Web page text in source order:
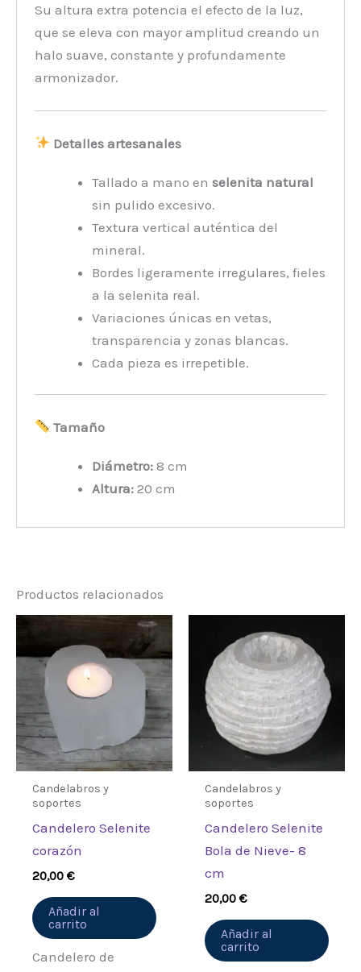
Su altura extra potencia el efecto de la luz,
que se eleva con mayor amplitud creando un
halo suave, constante y profundamente
armonizador.
Detalles artesanales
Tallado a mano enselenita natural
sin pulido excesivo.
Textura vertical auténtica del
mineral.
Bordes ligeramente irregulares, fieles
a la selenita real.
Variaciones únicas en vetas,
transparencia y zonas blancas.
Cada pieza es irrepetible.
Tamaño
Diámetro: 8 cm
Altura: 20 cm
Productos relacionados
Candelabros y
soportes
Candelero Selenite
corazón
20,00€
Añadir al
carrito
Candelero de
Candelabros y
soportes
Candelero Selenite
Bola de Nieve- 8
cm
20,00€
Añadir al
carrito